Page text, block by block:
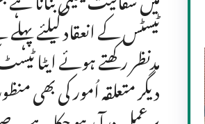
ٹیسٹس کے انعقاد کیلئے
دیگر متعلقہ اُمور کی بھی